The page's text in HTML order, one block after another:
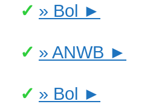
» Bol ►
» ANWB ►
» Bol ►